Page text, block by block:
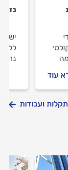
עוד
יש
ועבודות